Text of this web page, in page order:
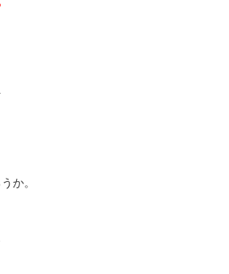
か。